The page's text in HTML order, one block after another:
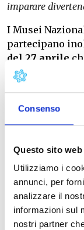
Consenso
Questo sito
Utilizziamo i
annunci, per
analizzare il
informazioni sul
nostri partner
imparare
I Musei
partecipano
del 27 aprile
l’intera città
fondamento di
obiettivi
2030”.
INFO alla
Museo
mn-